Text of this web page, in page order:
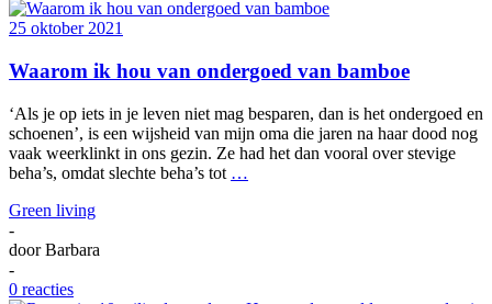
25 oktober 2021
Waarom ik hou van ondergoed van bamboe
‘Als je op iets in je leven niet mag besparen, dan is het ondergoed en
schoenen’, is een wijsheid van mijn oma die jaren na haar dood nog
vaak weerklinkt in ons gezin. Ze had het dan vooral over stevige
beha’s, omdat slechte beha’s tot …
Green living
-
doorBarbara
-
0 reacties